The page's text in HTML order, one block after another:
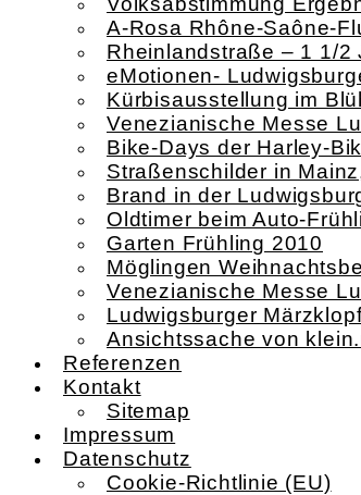
A-Rosa Rhône-Saône-
Rheinlandstraße – 1 1/2
eMotionen-
Kürbisausstellung im
Venezianische Messe
Bike-Days der Harley-
Straßenschilder in
Brand in der
Oldtimer beim Auto-
Garten Frühling 2010
Möglingen
Venezianische Messe
Ludwigsburger
Ansichtssache von
Referenzen
Kontakt
Sitemap
Impressum
Datenschutz
Cookie-Richtlinie (EU)